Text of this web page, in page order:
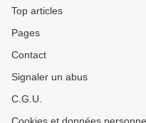
Top articles
Pages
Contact
Signaler un abus
C.G.U.